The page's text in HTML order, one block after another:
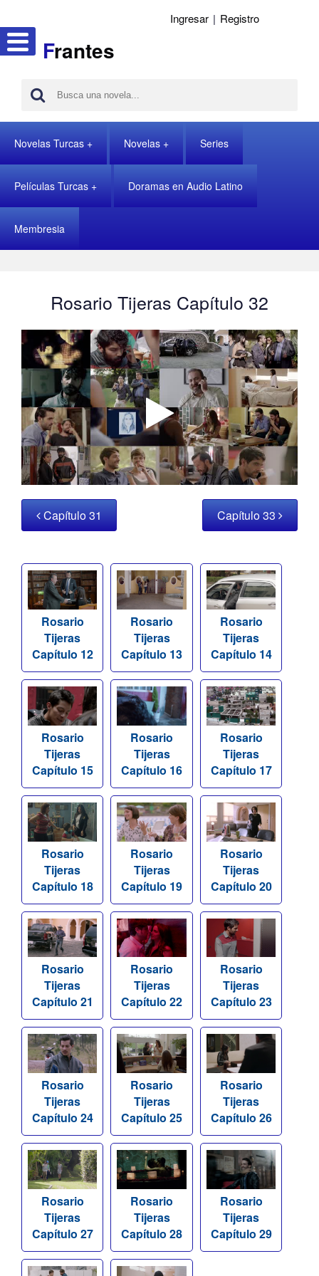
Frantes
Ingresar | Registro
Novelas Turcas Novelas Series
Películas Turcas Doramas en Audio Latino
Membresia
Rosario Tijeras Capítulo 32
Capítulo 31 Capítulo 33
Rosario
Tijeras
Capítulo 12
Rosario
Tijeras
Capítulo 13
Rosario
Tijeras
Capítulo 14
Rosario
Tijeras
Capítulo 15
Rosario
Tijeras
Capítulo 16
Rosario
Tijeras
Capítulo 17
Rosario
Tijeras
Capítulo 18
Rosario
Tijeras
Capítulo 19
Rosario
Tijeras
Capítulo 20
Rosario
Tijeras
Capítulo 21
Rosario
Tijeras
Capítulo 22
Rosario
Tijeras
Capítulo 23
Rosario
Tijeras
Capítulo 24
Rosario
Tijeras
Capítulo 25
Rosario
Tijeras
Capítulo 26
Rosario
Tijeras
Capítulo 27
Rosario
Tijeras
Capítulo 28
Rosario
Tijeras
Capítulo 29